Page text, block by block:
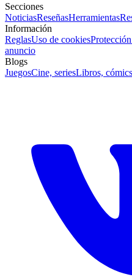
Secciones
NoticiasReseñasHerramientas
Información
ReglasUso de cookies
anuncio
Blogs
JuegosCine, seriesLibros, cómics